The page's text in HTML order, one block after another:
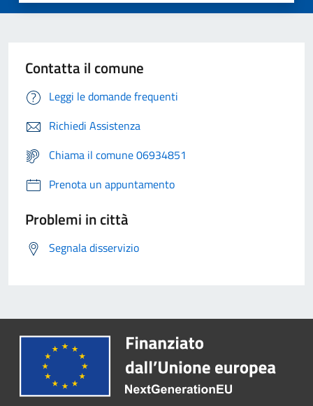
Contatta il comune
Leggi le domande frequenti
Richiedi Assistenza
Chiama il comune 06934851
Prenota un appuntamento
Problemi in città
Segnala disservizio